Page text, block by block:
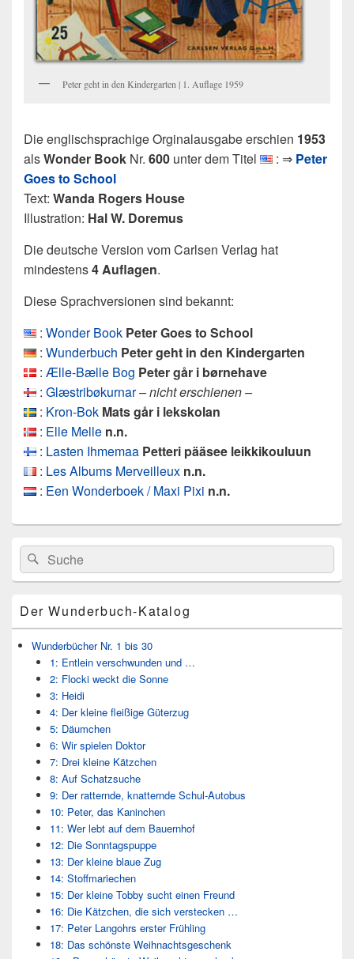
Peter geht in den Kindergarten | 1. Auflage 1959
Die englischsprachige Orginalausgabe erschien 1953
alsWonder Book Nr. 600 unter dem Titel : ⇒ Peter
Goes to School
Text: Wanda Rogers House
Illustration: Hal W. Doremus
Die deutsche Version vom Carlsen Verlag hat
mindestens4 Auflagen.
Diese Sprachversionen sind bekannt:
: Wonder Book Peter Goes to School
: Wunderbuch Peter geht in den Kindergarten
: Ælle-Bælle Bog Peter går i børnehave
: Glæstribøkurnar– nicht erschienen –
: Kron-Bok Mats går i lekskolan
: Elle Melle n.n.
: Lasten Ihmemaa Petteri pääsee leikkikouluun
: Les Albums Merveilleux n.n.
: Een Wonderboek / Maxi Pixi n.n.
Primärer
Seitenleisten
Widget-
Bereich
Search
for:
Suche
Der Wunderbuch-Katalog
Wunderbücher Nr. 1 bis 30
1: Entlein verschwunden und …
2: Flocki weckt die Sonne
3: Heidi
4: Der kleine fleißige Güterzug
5: Däumchen
6: Wir spielen Doktor
7: Drei kleine Kätzchen
8: Auf Schatzsuche
9: Der ratternde, knatternde Schul-Autobus
10: Peter, das Kaninchen
11: Wer lebt auf dem Bauernhof
12: Die Sonntagspuppe
13: Der kleine blaue Zug
14: Stoffmariechen
15: Der kleine Tobby sucht einen Freund
16: Die Kätzchen, die sich verstecken …
17: Peter Langohrs erster Frühling
18: Das schönste Weihnachtsgeschenk